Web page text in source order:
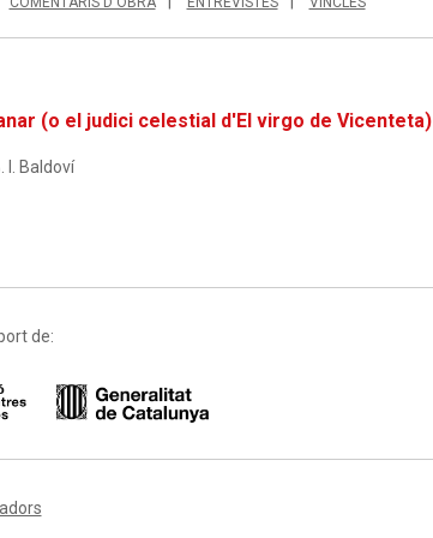
(o el judici celestial d'El virgo de Vicenteta)
I. Baldoví
de: